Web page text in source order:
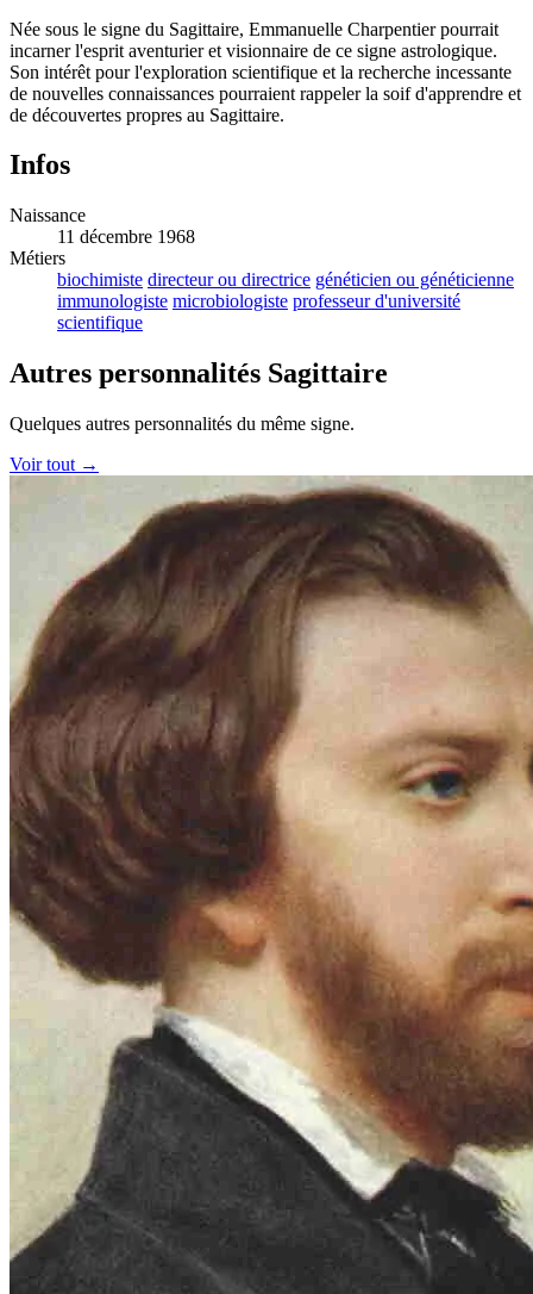
Née sous le signe du Sagittaire, Emmanuelle Charpentier pourrait
incarner l'esprit aventurier et visionnaire de ce signe astrologique.
Son intérêt pour l'exploration scientifique et la recherche incessante
de nouvelles connaissances pourraient rappeler la soif d'apprendre et
de découvertes propres au Sagittaire.
Infos
Naissance
11 décembre 1968
Métiers
biochimiste directeur ou directrice généticien ou généticienne
immunologiste microbiologiste professeur d'université
scientifique
Autres personnalités Sagittaire
Quelques autres personnalités du même signe.
Voir tout →